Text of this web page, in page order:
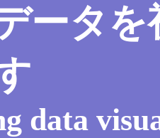
ータ
data